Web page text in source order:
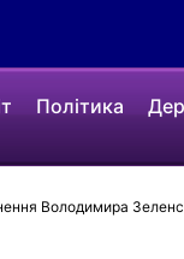
Політика
Володимира